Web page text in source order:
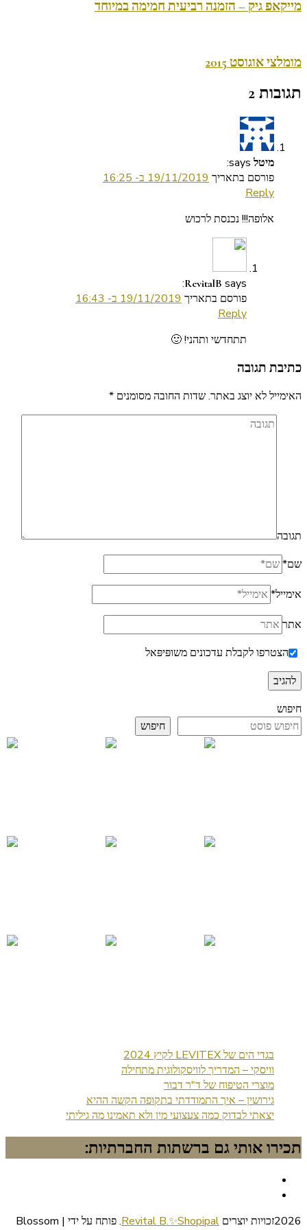
מייקאפ גיק – הזמנה רביעית חמימה במיוחד
מומלצי אוגוסט 2015
תגובות 2
מיטל says:
פורסם בתאריך 19/11/2019 ב- 16:25
Reply
אלופה!!! נכנסת לרכוש
RevitalB says:
פורסם בתאריך 19/11/2019 ב- 16:43
Reply
תתחדשי ותהני! 🙂
כתיבת תגובה
האימייל לא יוצג באתר.שדות החובה מסומנים *
תגובה
שם*
אימייל*
אתר
הצטרפו לקבלת עדכונים משופּיפּאל
חיפוש
חיפוש
בגדי הים של LEVITEX לקיץ 2024
וויסקי – המדריך לוויסקולוגית מתחילה
מוצרי הטיפוח של ד"ר דבור
גירושין – איך התמודדתי בתקופה הקשה ההיא
יצאתי לבדוק כמה צעצועי מין ולא תאמינו מה גיליתי
תכירו אותי גם ברשתות החברתיות:
2026זכויות יוצרים Revital B.✨Shopipal
.
פותח על ידי | Blossom